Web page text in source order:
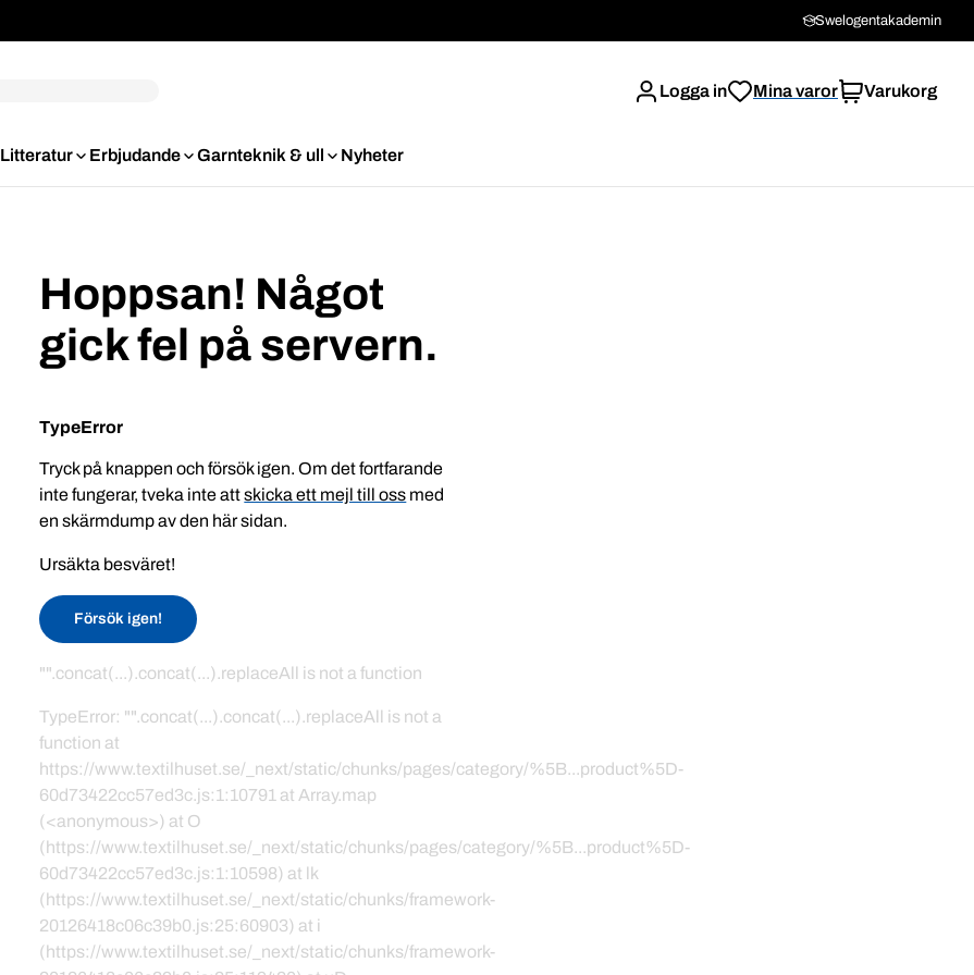
Swelogentakademin
Logga in Mina varor Varukorg
Litteratur Erbjudande Garnteknik & ull Nyheter
Hoppsan! Något
gick fel på servern.
TypeError
Tryck på knappen och försök igen. Om det fortfarande
inte fungerar, tveka inte attskicka ett mejl till oss med
en skärmdump av den här sidan.
Ursäkta besväret!
Försök igen!
"".concat(...).concat(...).replaceAll is not a function
TypeError: "".concat(...).concat(...).replaceAll is not a
function at
https://www.textilhuset.se/_next/static/chunks/pages/category/%5B...product%5D-
60d73422cc57ed3c.js:1:10791 at Array.map
(<anonymous>) at O
(https://www.textilhuset.se/_next/static/chunks/pages/category/%5B...product%5D-
60d73422cc57ed3c.js:1:10598) at lk
(https://www.textilhuset.se/_next/static/chunks/framework-
20126418c06c39b0.js:25:60903) at i
(https://www.textilhuset.se/_next/static/chunks/framework-